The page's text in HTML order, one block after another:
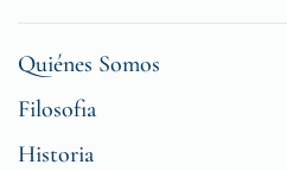
Quiénes Somos
Filosofia
Historia